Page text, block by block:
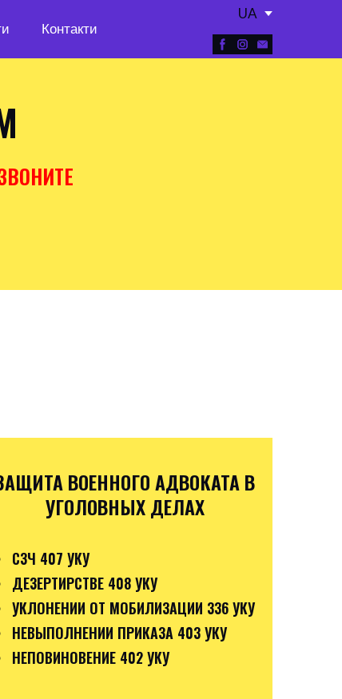
Контакти
UA
ВОЕННОГО АДВОКАТА В
УГОЛОВНЫХ ДЕЛАХ
СЗЧ 407 УКУ
ДЕЗЕРТИРСТВЕ 408 УКУ
УКЛОНЕНИИ ОТ МОБИЛИЗАЦИИ 336 УКУ
НЕВЫПОЛНЕНИИ ПРИКАЗА 403 УКУ
НЕПОВИНОВЕНИЕ 402 УКУ